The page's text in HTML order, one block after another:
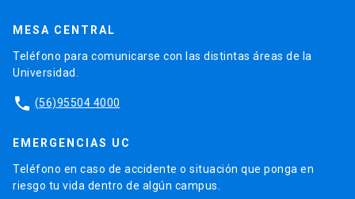
MESA CENTRAL
Teléfono para comunicarse con las distintas áreas de la
Universidad.
phone (56)95504 4000
EMERGENCIAS UC
Teléfono en caso de accidente o situación que ponga en
riesgo tu vida dentro de algún campus.